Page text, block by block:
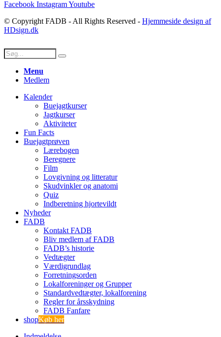
Facebook InstagramYoutube
© Copyright FADB - All Rights Reserved - Hjemmeside design af
HDsign.dk
Menu
Medlem
Kalender
Buejagtkurser
Jagtkurser
Aktiviteter
Fun Facts
Buejagtprøven
Lærebogen
Beregnere
Film
Lovgivning og litteratur
Skudvinkler og anatomi
Quiz
Indberetning hjortevildt
Nyheder
FADB
Kontakt FADB
Bliv medlem af FADB
FADB’s historie
Vedtægter
Værdigrundlag
Forretningsorden
Lokalforeninger og Grupper
Standardvedtægter, lokalforening
Regler for årsskydning
FADB Fanfare
shopKøb her